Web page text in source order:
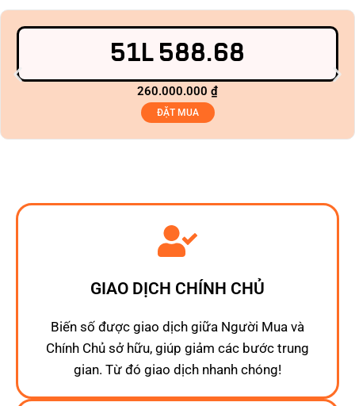
51L 588.68
260.000.000 ₫
ĐẶT MUA
GIAO DỊCH CHÍNH CHỦ
Biến số được giao dịch giữa Người Mua và
Chính Chủ sở hữu, giúp giảm các bước trung
gian. Từ đó giao dịch nhanh chóng!